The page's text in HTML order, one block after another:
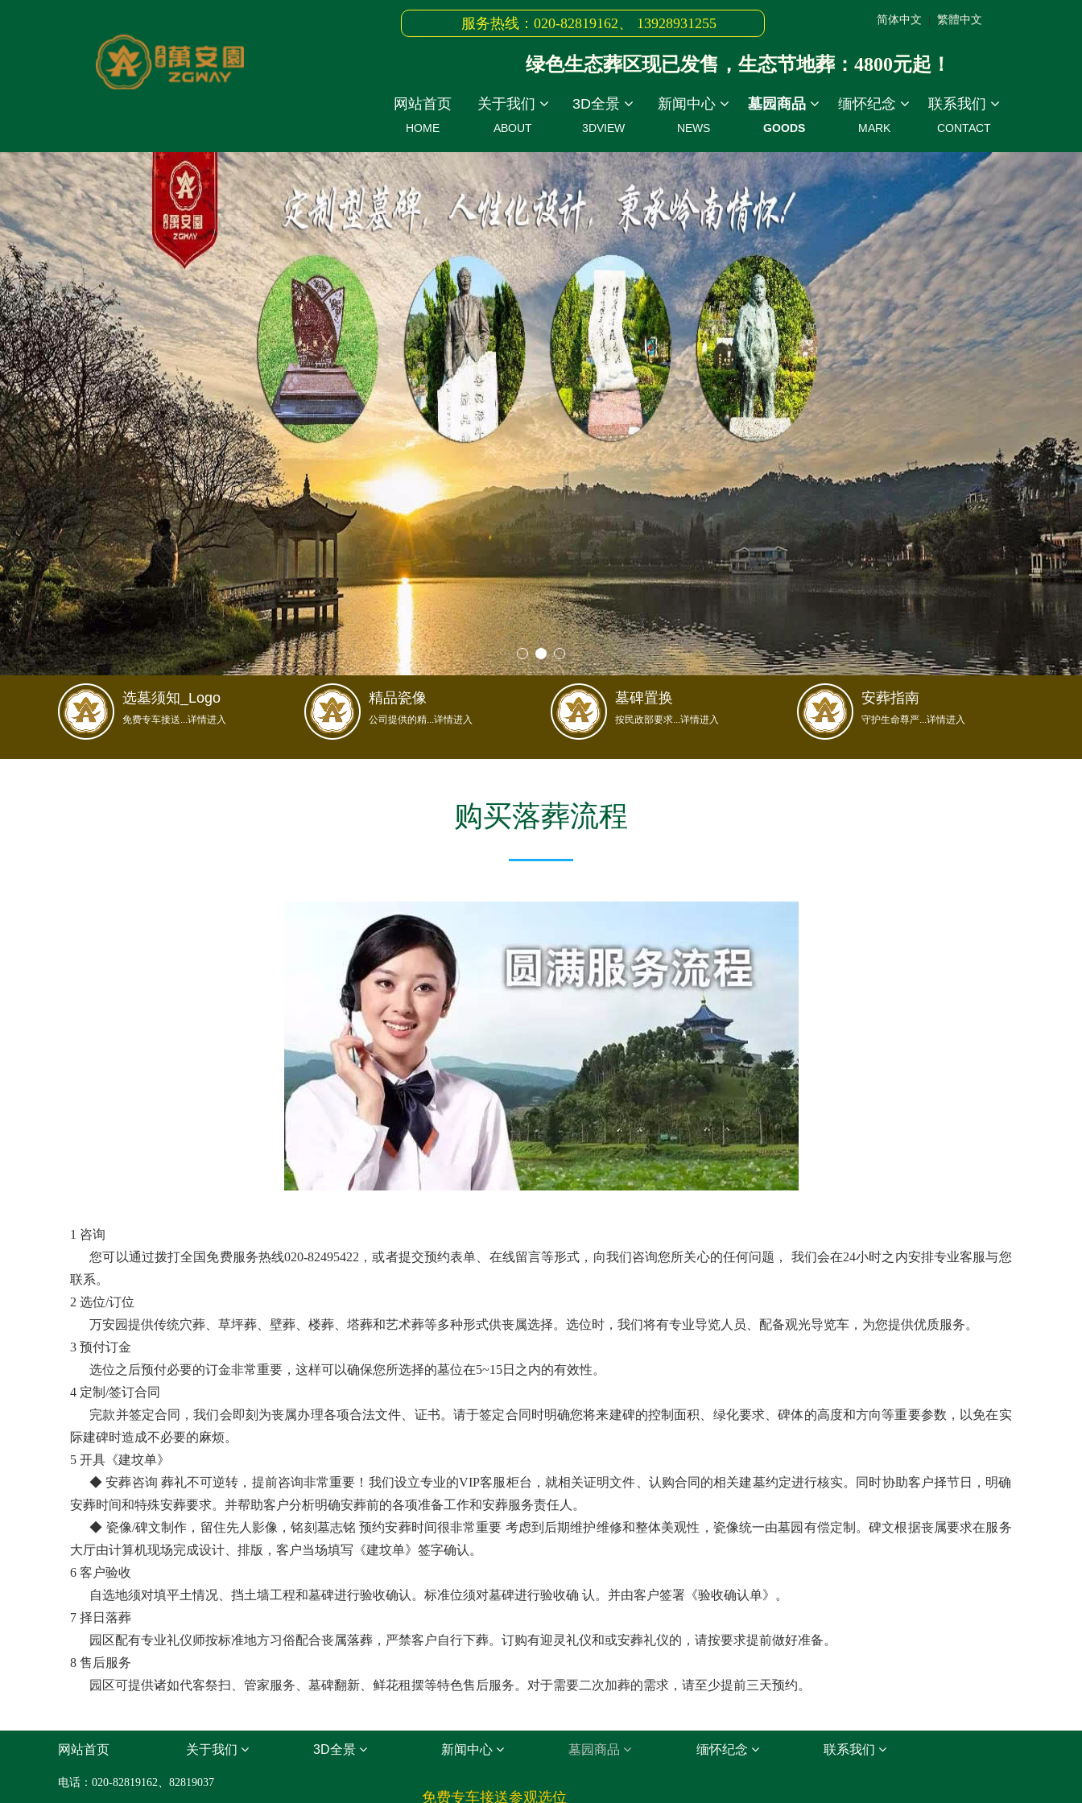
网站首页
HOME
关于我们
ABOUT
3D全景
3DVIEW
新闻中心
NEWS
墓园商品
GOODS
缅怀纪念
MARK
联系我们
CONTACT
服务热线：020-82819162、 13928931255 简体中文 繁體中文
绿色生态葬区现已发售，生态节地葬：4800元起！
选墓须知_Logo
免费专车接送...详情进入
精品瓷像
公司提供的精...详情进入
墓碑置换
按民政部要求...详情进入
安葬指南
守护生命尊严...详情进入
购买落葬流程
1 咨询
您可以通过拨打全国免费服务热线020-82495422，或者提交预约表单、在线留言等形式，向我们咨询您所关心的任何问题， 我们会在24小时之内安排专业客服与您
联系。
2 选位/订位
万安园提供传统穴葬、草坪葬、壁葬、楼葬、塔葬和艺术葬等多种形式供丧属选择。选位时，我们将有专业导览人员、配备观光导览车，为您提供优质服务。
3 预付订金
选位之后预付必要的订金非常重要，这样可以确保您所选择的墓位在5~15日之内的有效性。
4 定制/签订合同
完款并签定合同，我们会即刻为丧属办理各项合法文件、证书。请于签定合同时明确您将来建碑的控制面积、绿化要求、碑体的高度和方向等重要参数，以免在实
际建碑时造成不必要的麻烦。
5 开具《建坟单》
◆ 安葬咨询 葬礼不可逆转，提前咨询非常重要！我们设立专业的VIP客服柜台，就相关证明文件、认购合同的相关建墓约定进行核实。同时协助客户择节日，明确
安葬时间和特殊安葬要求。并帮助客户分析明确安葬前的各项准备工作和安葬服务责任人。
◆ 瓷像/碑文制作，留住先人影像，铭刻墓志铭 预约安葬时间很非常重要 考虑到后期维护维修和整体美观性，瓷像统一由墓园有偿定制。碑文根据丧属要求在服务
大厅由计算机现场完成设计、排版，客户当场填写《建坟单》签字确认。
6 客户验收
自选地须对填平土情况、挡土墙工程和墓碑进行验收确认。标准位须对墓碑进行验收确 认。并由客户签署《验收确认单》。
7 择日落葬
园区配有专业礼仪师按标准地方习俗配合丧属落葬，严禁客户自行下葬。订购有迎灵礼仪和或安葬礼仪的，请按要求提前做好准备。
8 售后服务
园区可提供诸如代客祭扫、管家服务、墓碑翻新、鲜花租摆等特色售后服务。对于需要二次加葬的需求，请至少提前三天预约。
网站首页 关于我们 3D全景 新闻中心 墓园商品 缅怀纪念 联系我们
电话：020-82819162、82819037
免费专车接送参观选位